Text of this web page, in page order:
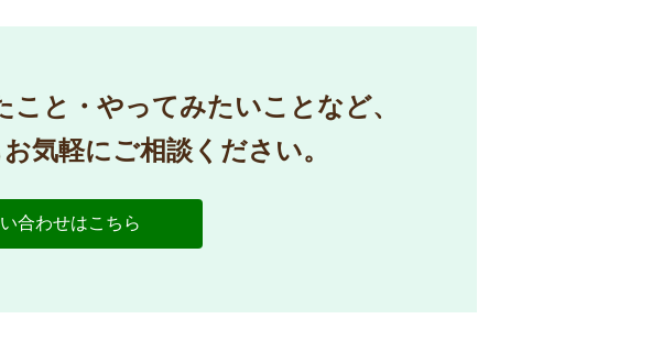
と・やってみたいことなど、
気軽にご相談ください。
合わせはこちら